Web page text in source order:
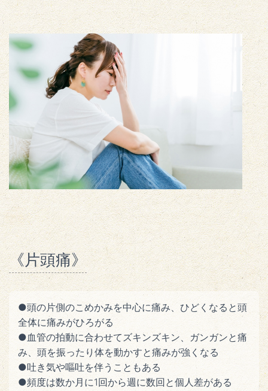
《片頭痛》
●頭の片側のこめかみを中心に痛み、ひどくなると頭
全体に痛みがひろがる
●血管の拍動に合わせてズキンズキン、ガンガンと痛
み、頭を振ったり体を動かすと痛みが強くなる
●吐き気や嘔吐を伴うこともある
●頻度は数か月に1回から週に数回と個人差がある